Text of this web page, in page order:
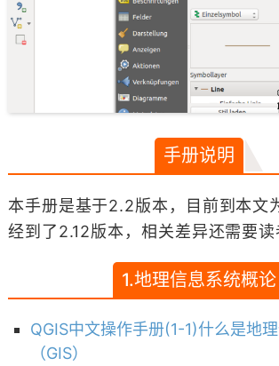
手册说明
本手册是基于2.2版本，目前到本文
经到了2.12版本，相关差异还需要读
1.地理信息系统概论
QGIS中文操作手册(1-1)什么是地
（GIS）